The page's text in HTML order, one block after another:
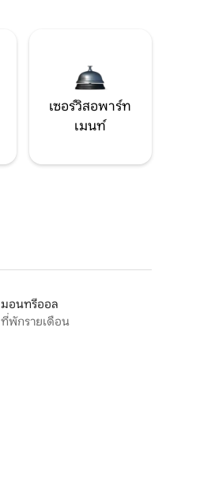
เซอร์วิสอพาร์ท
เมนท์
มอนทรีออล
ที่พักรายเดือน